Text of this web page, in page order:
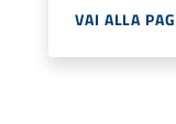
VAI ALLA